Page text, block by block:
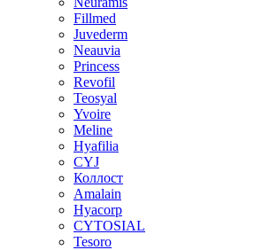
Fillmed
Juvederm
Neauvia
Princess
Revofil
Teosyal
Yvoire
Meline
Hyafilia
CYJ
Коллост
Amalain
Hyacorp
CYTOSIAL
Tesoro